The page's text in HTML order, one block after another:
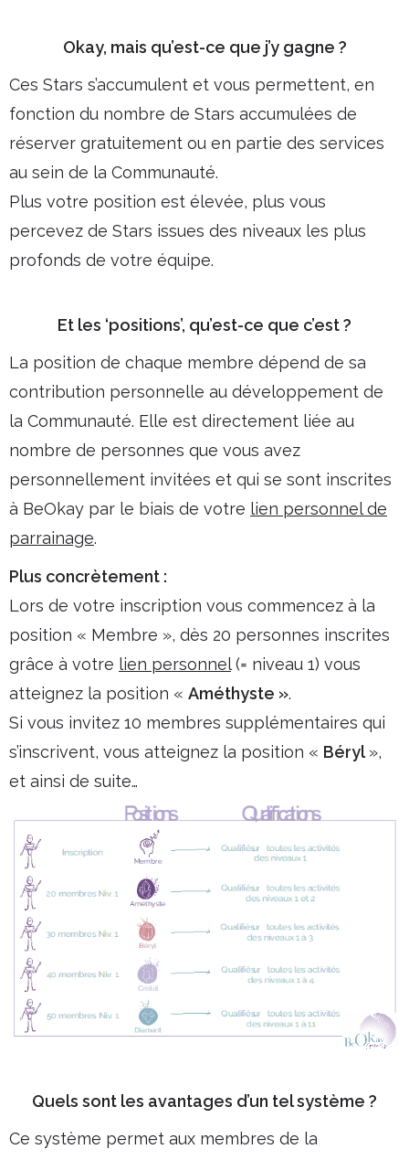
Okay, mais qu’est-ce que j’y gagne ?
Ces Stars s’accumulent et vous permettent, en
fonction du nombre de Stars accumulées de
réserver gratuitement ou en partie des services
au sein de la Communauté.
Plus votre position est élevée, plus vous
percevez de Stars issues des niveaux les plus
profonds de votre équipe.
Et les ‘positions’, qu’est-ce que c’est ?
La position de chaque membre dépend de sa
contribution personnelle au développement de
la Communauté. Elle est directement liée au
nombre de personnes que vous avez
personnellement invitées et qui se sont inscrites
à BeOkay par le biais de votre lien personnel de
parrainage.
Plus concrètement :
Lors de votre inscription vous commencez à la
position « Membre », dès 20 personnes inscrites
grâce à votre lien personnel(= niveau 1) vous
atteignez la position « Améthyste ».
Si vous invitez 10 membres supplémentaires qui
s’inscrivent, vous atteignez la position « Béryl»,
et ainsi de suite…
Quels sont les avantages d’un tel système ?
Ce système permet aux membres de la